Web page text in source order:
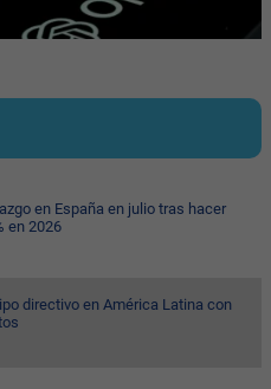
en España en julio tras hacer
en 2026
directivo en América Latina con